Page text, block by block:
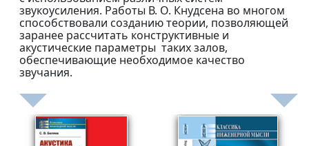
звукоусиления. Работы В. О. Кнудсена во многом
способствовали созданию теории, позволяющей
заранее рассчитать конструктивные и
акустические параметры таких залов,
обеспечивающие необходимое качество
звучания.